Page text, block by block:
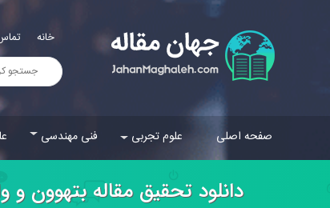
خانه
صفحه اصلی علوم تجربی فنی مهندسی
دانلود تحقیق مقاله بتهوون و